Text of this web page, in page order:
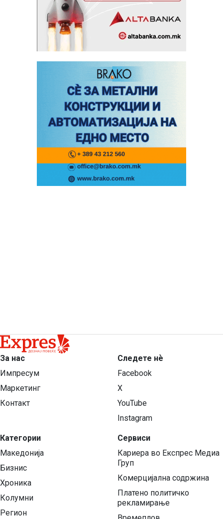
За нас
Импресум
Маркетинг
Контакт
Категории
Македонија
Бизнис
Хроника
Колумни
Регион
Следете нѐ
Facebook
X
YouTube
Instagram
Сервиси
Кариера во Експрес Медиа
Груп
Комерцијална содржина
Платено политичко
рекламирање